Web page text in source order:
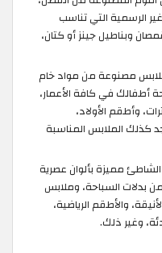
الرسمية التي تناسب
وبناطيل جينز أو كتان،
مصنوعة من مواد خام
أطفالك في كافة الأعمار،
وأطقم الأولاد،
كذلك الملابس المناسبة
مميزة بألوان عصرية
بدلات السباحة، وملابس
والأطقم الرياضية،
وغير ذلك.